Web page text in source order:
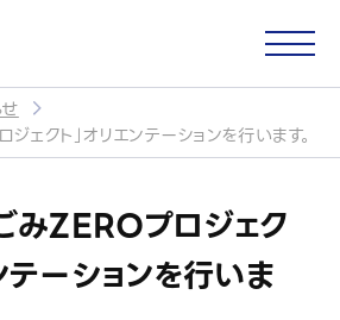
ェクト」オリエンテーションを行います。
みZEROプロジェク
テーションを行いま